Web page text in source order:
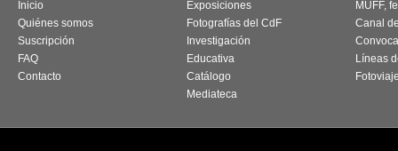
Inicio
Quiénes somos
Suscripción
FAQ
Contacto
Exposiciones
Fotografías del CdF
Investigación
Educativa
Catálogo
Mediateca
MUFF,
Canal
Líneas